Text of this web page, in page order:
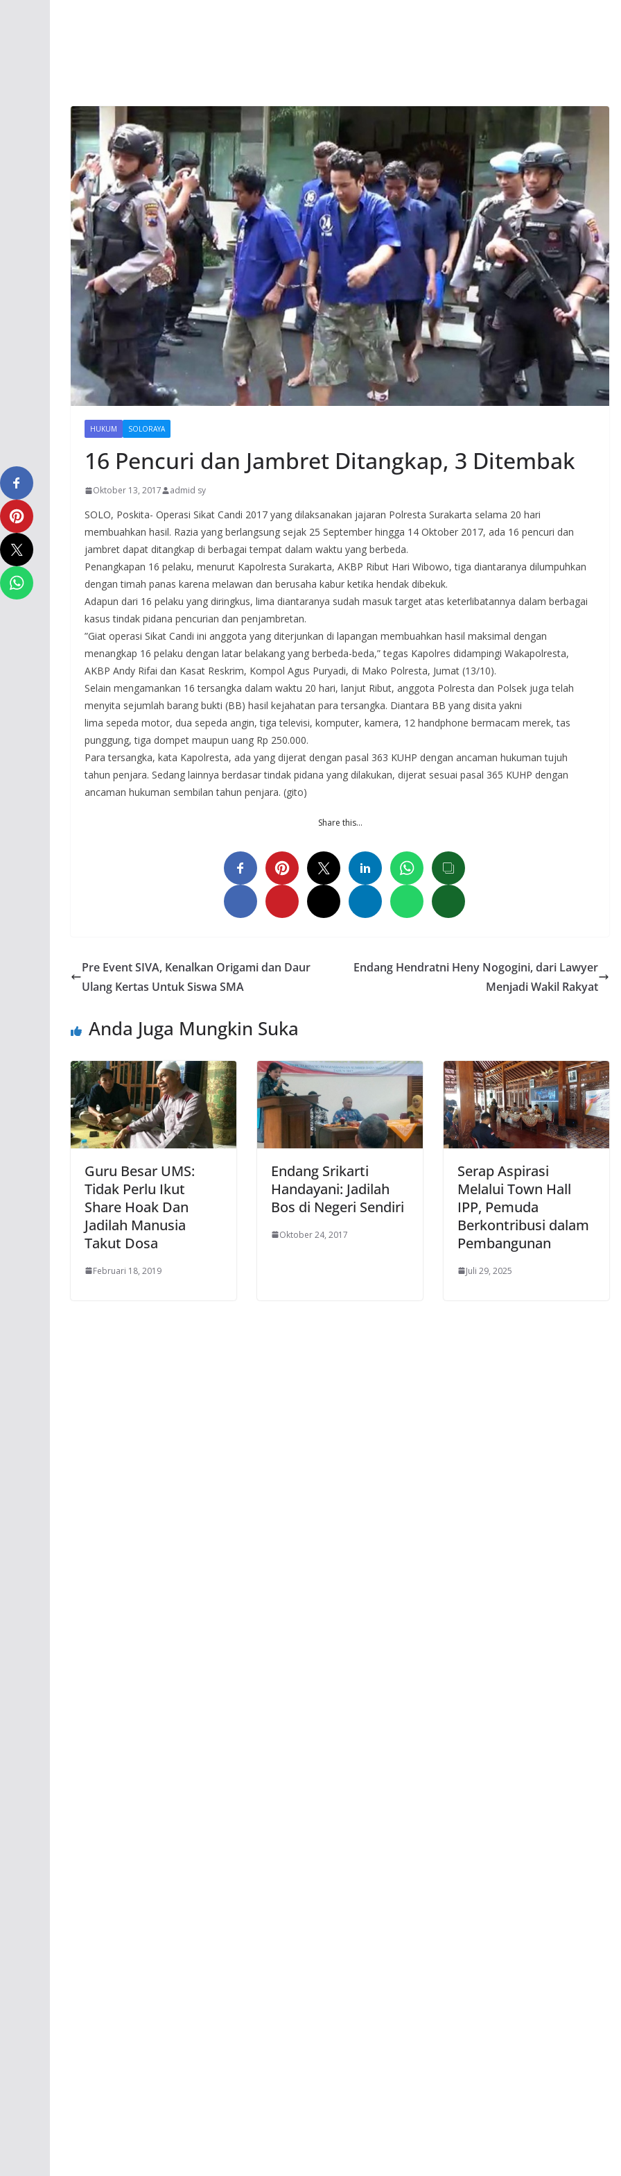
HUKUM SOLORAYA
16 Pencuri dan Jambret Ditangkap, 3 Ditembak
Oktober 13, 2017 admid sy
SOLO, Poskita- Operasi Sikat Candi 2017 yang dilaksanakan jajaran Polresta Surakarta selama 20 hari
membuahkan hasil. Razia yang berlangsung sejak 25 September hingga 14 Oktober 2017, ada 16 pencuri dan
jambret dapat ditangkap di berbagai tempat dalam waktu yang berbeda.
Penangkapan 16 pelaku, menurut Kapolresta Surakarta, AKBP Ribut Hari Wibowo, tiga diantaranya dilumpuhkan
dengan timah panas karena melawan dan berusaha kabur ketika hendak dibekuk.
Adapun dari 16 pelaku yang diringkus, lima diantaranya sudah masuk target atas keterlibatannya dalam berbagai
kasus tindak pidana pencurian dan penjambretan.
”Giat operasi Sikat Candi ini anggota yang diterjunkan di lapangan membuahkan hasil maksimal dengan
menangkap 16 pelaku dengan latar belakang yang berbeda-beda,” tegas Kapolres didampingi Wakapolresta,
AKBP Andy Rifai dan Kasat Reskrim, Kompol Agus Puryadi, di Mako Polresta, Jumat (13/10).
Selain mengamankan 16 tersangka dalam waktu 20 hari, lanjut Ribut, anggota Polresta dan Polsek juga telah
menyita sejumlah barang bukti (BB) hasil kejahatan para tersangka. Diantara BB yang disita yakni
lima sepeda motor, dua sepeda angin, tiga televisi, komputer, kamera, 12 handphone bermacam merek, tas
punggung, tiga dompet maupun uang Rp 250.000.
Para tersangka, kata Kapolresta, ada yang dijerat dengan pasal 363 KUHP dengan ancaman hukuman tujuh
tahun penjara. Sedang lainnya berdasar tindak pidana yang dilakukan, dijerat sesuai pasal 365 KUHP dengan
ancaman hukuman sembilan tahun penjara. (gito)
Share this…
Pre Event SIVA, Kenalkan Origami dan Daur
Ulang Kertas Untuk Siswa SMA
Endang Hendratni Heny Nogogini, dari Lawyer
Menjadi Wakil Rakyat
Anda Juga Mungkin Suka
Guru Besar UMS:
Tidak Perlu Ikut
Share Hoak Dan
Jadilah Manusia
Takut Dosa
Februari 18, 2019
Endang Srikarti
Handayani: Jadilah
Bos di Negeri Sendiri
Oktober 24, 2017
Serap Aspirasi
Melalui Town Hall
IPP, Pemuda
Berkontribusi dalam
Pembangunan
Juli 29, 2025